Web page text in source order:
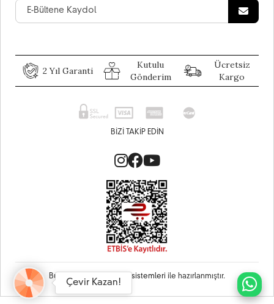
2 Yıl Garanti
Kutulu
Gönderim
Ücretsiz
Kargo
BIZI TAKIP EDIN
Bu site Vikaon E-Ticaret sistemleri ile hazırlanmıştır.
Çevir Kazan!